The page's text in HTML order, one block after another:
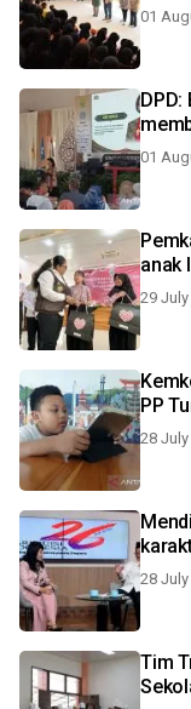
01
DPD:
01
anak
29 July
PP
28 July
28 July
Tim